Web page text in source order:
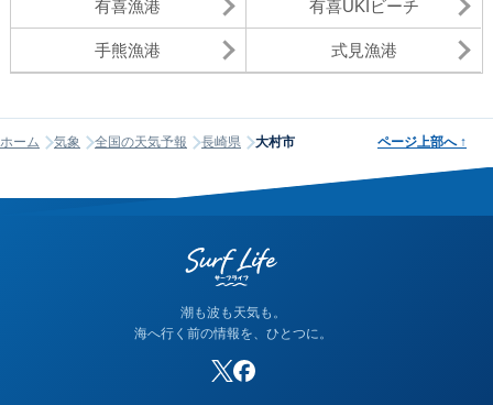
有喜漁港 有喜UKIビーチ
手熊漁港 式見漁港
ホーム 気象 全国の天気予報 長崎県 大村市 ページ上部へ ↑
潮も波も天気も。
海へ行く前の情報を、ひとつに。